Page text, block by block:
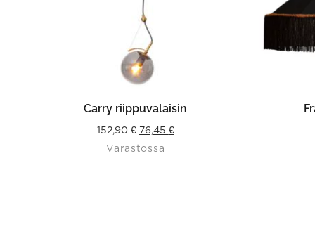
LISÄÄ OSTOSKORIIN
Carry riippuvalaisin
152,90€ Original
price
76,45 €Current
Varastossa